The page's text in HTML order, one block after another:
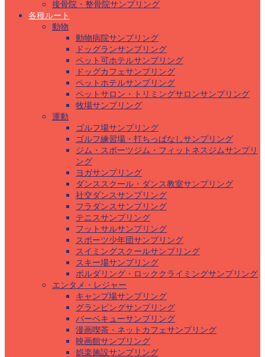
接骨院・整骨院サンプリング
各種ルート
動物
動物病院サンプリング
ドッグランサンプリング
ペット可ホテルサンプリング
ドッグカフェサンプリング
ペットホテルサンプリング
ペットサロン・トリミングサロンサンプリング
牧場サンプリング
運動
ゴルフ場サンプリング
ゴルフ練習場・打ちっぱなしサンプリング
ジム・スポーツジム・フィットネスジムサンプリ
ング
ヨガサンプリング
ダンススクール・ダンス教室サンプリング
社交ダンスサンプリング
フラダンスサンプリング
テニスサンプリング
フットサルサンプリング
スポーツ少年団サンプリング
スイミングスクールサンプリング
スキー場サンプリング
ボルダリング・ロッククライミングサンプリング
エンタメ・レジャー
キャンプ場サンプリング
グランピングサンプリング
バーベキューサンプリング
漫画喫茶・ネットカフェサンプリング
映画館サンプリング
娯楽施設サンプリング